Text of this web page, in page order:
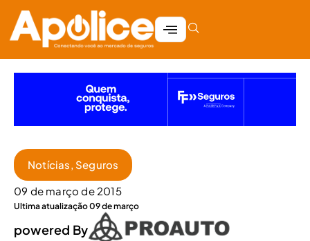
Notícias, Seguros
09 de março de 2015
Ultima atualização 09 de março
powered By